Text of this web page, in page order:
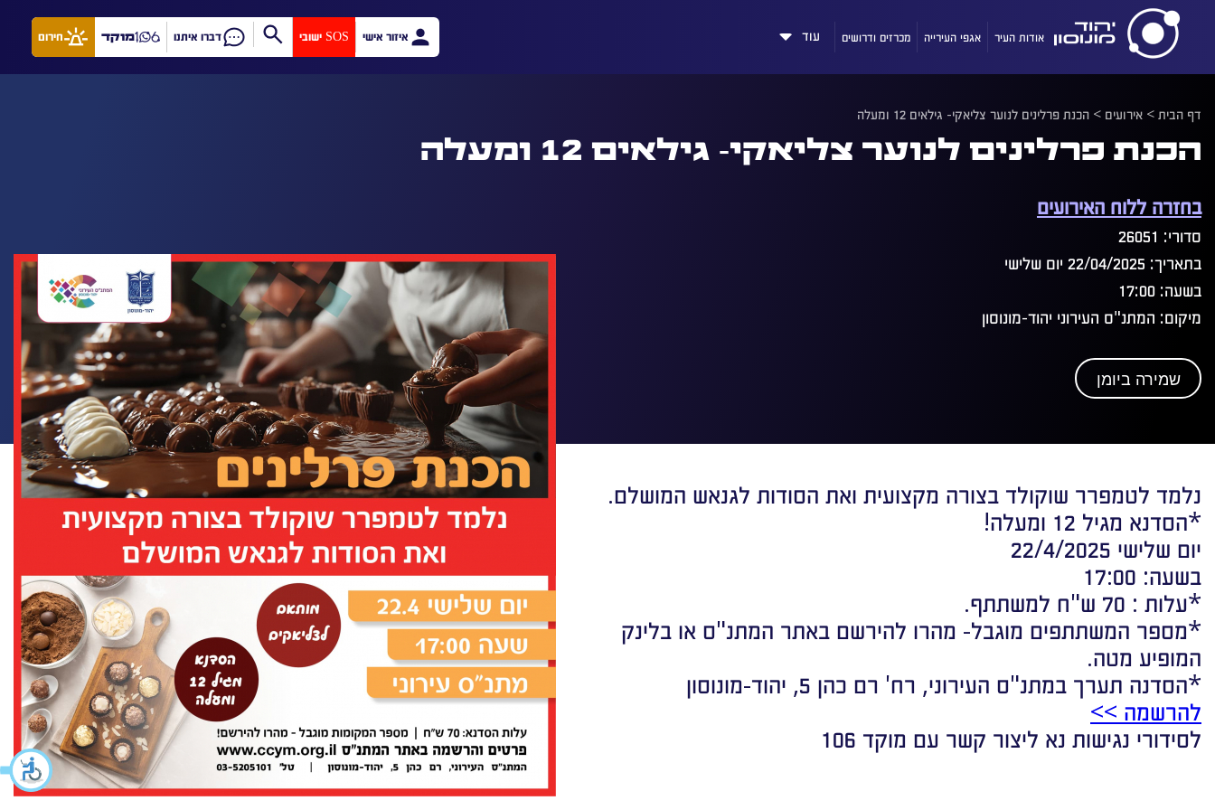
אודות העיר אגפי העירייה מכרזים ודרושים עוד איזור אישי SOS ישובי דברו איתנו מוקד חירום
דף הבית> אירועים > הכנת פרלינים לנוער צליאקי- גילאים 12 ומעלה
הכנת פרלינים לנוער צליאקי- גילאים 12 ומעלה
בחזרה ללוח האירועים
סדורי: 26051
בתאריך: 22/04/2025 יום שלישי
בשעה: 17:00
מיקום: המתנ"ס העירוני יהוד-מונוסון
שמירה ביומן
נלמד לטמפרר שוקולד בצורה מקצועית ואת הסודות לגנאש המושלם.
*הסדנא מגיל 12 ומעלה!
יום שלישי 22/4/2025
בשעה: 17:00
*עלות : 70 ש"ח למשתתף.
*מספר המשתתפים מוגבל- מהרו להירשם באתר המתנ"ס או בלינק
המופיע מטה.
*הסדנה תערך במתנ"ס העירוני, רח' רם כהן 5, יהוד-מונוסון
להרשמה >>
לסידורי נגישות נא ליצור קשר עם מוקד 106